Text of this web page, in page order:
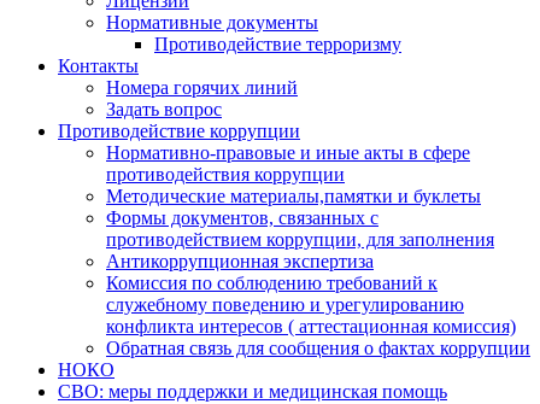
Нормативные документы
Противодействие терроризму
Контакты
Номера горячих линий
Задать вопрос
Противодействие коррупции
Нормативно-правовые и иные акты в сфере
противодействия коррупции
Методические материалы,памятки и буклеты
Формы документов, связанных с
противодействием коррупции, для заполнения
Антикоррупционная экспертиза
Комиссия по соблюдению требований к
служебному поведению и урегулированию
конфликта интересов ( аттестационная комиссия)
Обратная связь для сообщения о фактах коррупции
НОКО
СВО: меры поддержки и медицинская помощь